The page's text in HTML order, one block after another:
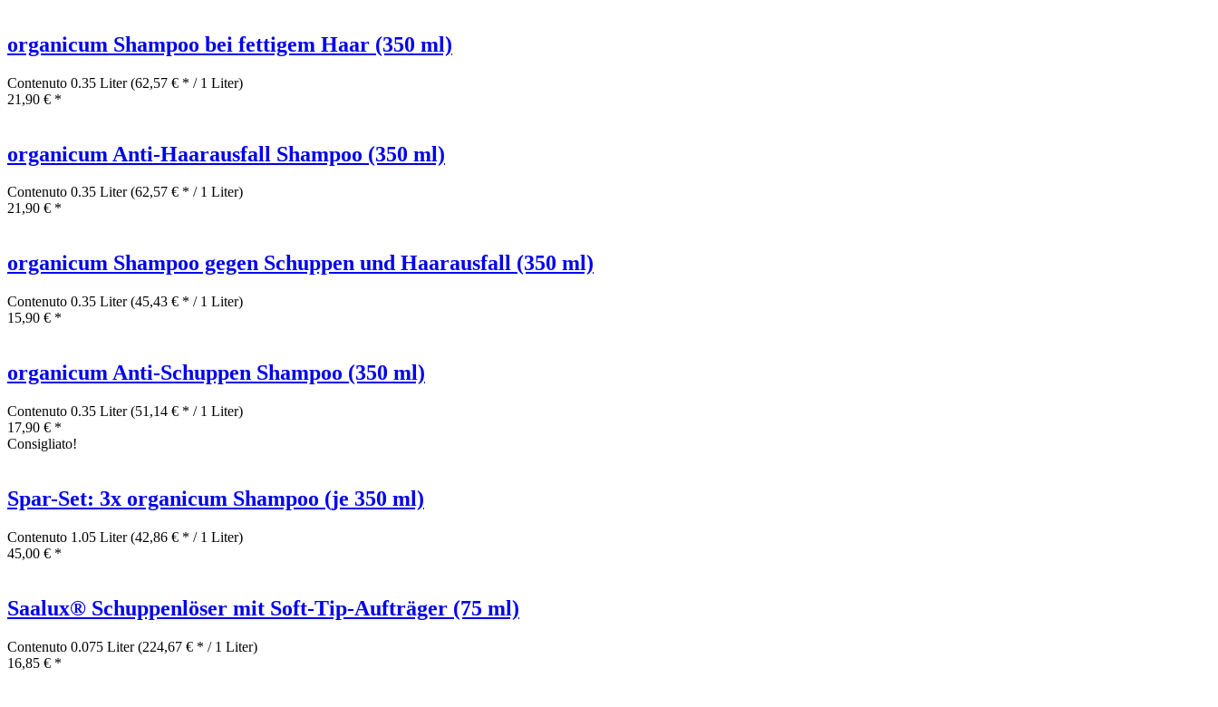
organicum Shampoo bei fettigem Haar (350 ml)
Contenuto 0.35 Liter(62,57 € * / 1 Liter)
21,90 € *
organicum Anti-Haarausfall Shampoo (350 ml)
Contenuto 0.35 Liter(62,57 € * / 1 Liter)
21,90 € *
organicum Shampoo gegen Schuppen und Haarausfall (350 ml)
Contenuto 0.35 Liter(45,43 € * / 1 Liter)
15,90 € *
organicum Anti-Schuppen Shampoo (350 ml)
Contenuto 0.35 Liter(51,14 € * / 1 Liter)
17,90 € *
Consigliato!
Spar-Set: 3x organicum Shampoo (je 350 ml)
Contenuto 1.05 Liter(42,86 € * / 1 Liter)
45,00 € *
Saalux® Schuppenlöser mit Soft-Tip-Aufträger (75 ml)
Contenuto 0.075 Liter(224,67 € * / 1 Liter)
16,85 € *